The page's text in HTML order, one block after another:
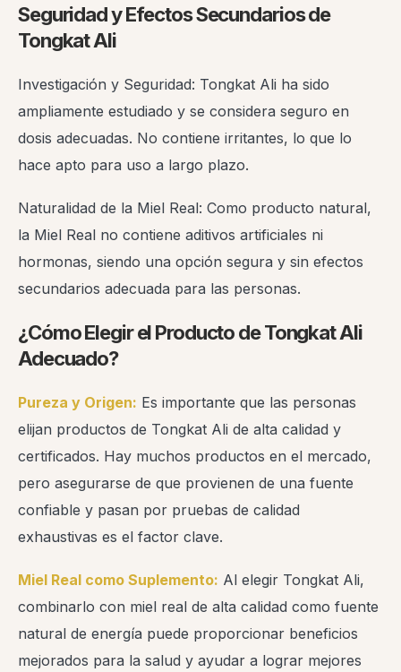
Seguridad y Efectos Secundarios de
Tongkat Ali
Investigación y Seguridad: Tongkat Ali ha sido
ampliamente estudiado y se considera seguro en
dosis adecuadas. No contiene irritantes, lo que lo
hace apto para uso a largo plazo.
Naturalidad de la Miel Real: Como producto natural,
la Miel Real no contiene aditivos artificiales ni
hormonas, siendo una opción segura y sin efectos
secundarios adecuada para las personas.
¿Cómo Elegir el Producto de Tongkat Ali
Adecuado?
Pureza y Origen: Es importante que las personas
elijan productos de Tongkat Ali de alta calidad y
certificados. Hay muchos productos en el mercado,
pero asegurarse de que provienen de una fuente
confiable y pasan por pruebas de calidad
exhaustivas es el factor clave.
Miel Real como Suplemento: Al elegir Tongkat Ali,
combinarlo con miel real de alta calidad como fuente
natural de energía puede proporcionar beneficios
mejorados para la salud y ayudar a lograr mejores